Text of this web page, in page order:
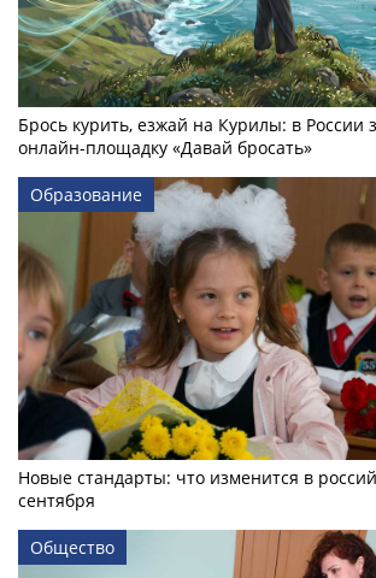
Брось курить, езжай на Курилы: в России
онлайн-­площадку «Давай бросать»
Образование
Новые стандарты: что изменится в
сентября
Общество